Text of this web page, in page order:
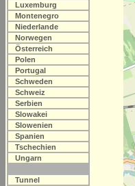
Luxemburg
Montenegro
Niederlande
Norwegen
Österreich
Polen
Portugal
Schweden
Schweiz
Serbien
Slowakei
Slowenien
Spanien
Tschechien
Ungarn
Tunnel